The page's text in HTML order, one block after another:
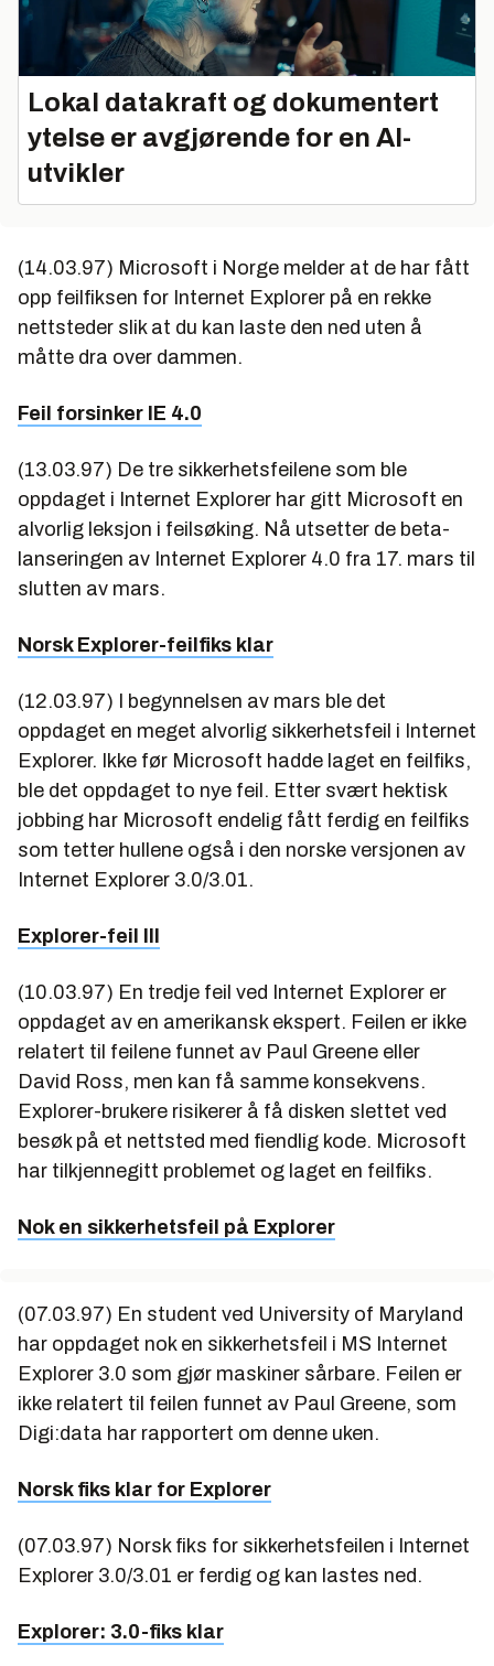
Lokal datakraft og dokumentert
ytelse er avgjørende for en AI-
utvikler
(14.03.97) Microsoft i Norge melder at de har fått
opp feilfiksen for Internet Explorer på en rekke
nettsteder slik at du kan laste den ned uten å
måtte dra over dammen.
Feil forsinker IE 4.0
(13.03.97) De tre sikkerhetsfeilene som ble
oppdaget i Internet Explorer har gitt Microsoft en
alvorlig leksjon i feilsøking. Nå utsetter de beta-
lanseringen av Internet Explorer 4.0 fra 17. mars til
slutten av mars.
Norsk Explorer-feilfiks klar
(12.03.97) I begynnelsen av mars ble det
oppdaget en meget alvorlig sikkerhetsfeil i Internet
Explorer. Ikke før Microsoft hadde laget en feilfiks,
ble det oppdaget to nye feil. Etter svært hektisk
jobbing har Microsoft endelig fått ferdig en feilfiks
som tetter hullene også i den norske versjonen av
Internet Explorer 3.0/3.01.
Explorer-feil III
(10.03.97) En tredje feil ved Internet Explorer er
oppdaget av en amerikansk ekspert. Feilen er ikke
relatert til feilene funnet av Paul Greene eller
David Ross, men kan få samme konsekvens.
Explorer-brukere risikerer å få disken slettet ved
besøk på et nettsted med fiendlig kode. Microsoft
har tilkjennegitt problemet og laget en feilfiks.
Nok en sikkerhetsfeil på Explorer
(07.03.97) En student ved University of Maryland
har oppdaget nok en sikkerhetsfeil i MS Internet
Explorer 3.0 som gjør maskiner sårbare. Feilen er
ikke relatert til feilen funnet av Paul Greene, som
Digi:data har rapportert om denne uken.
Norsk fiks klar for Explorer
(07.03.97) Norsk fiks for sikkerhetsfeilen i Internet
Explorer 3.0/3.01 er ferdig og kan lastes ned.
Explorer: 3.0-fiks klar